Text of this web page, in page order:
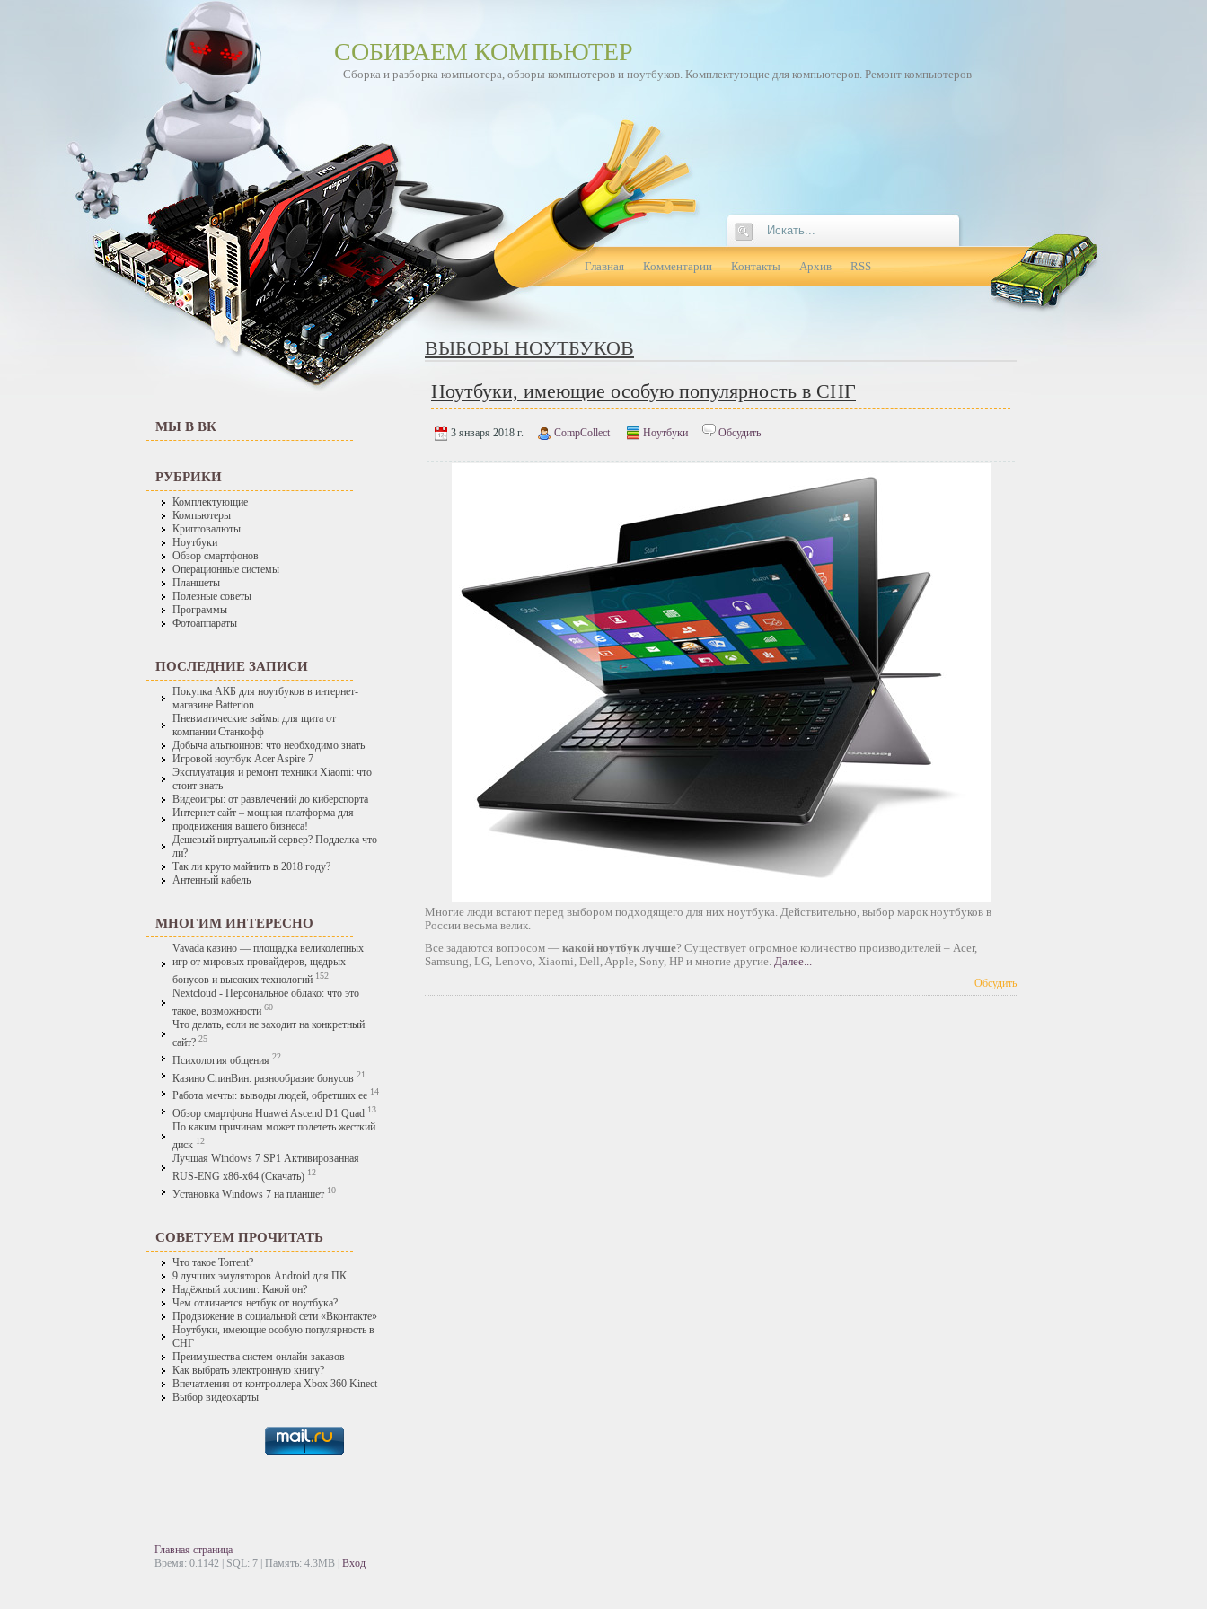
СОБИРАЕМ КОМПЬЮТЕР
Сборка и разборка компьютера, обзоры компьютеров и ноутбуков. Комплектующие для компьютеров. Ремонт компьютеров
Главная Комментарии Контакты Архив RSS
МЫ В ВК
РУБРИКИ
Комплектующие
Компьютеры
Криптовалюты
Ноутбуки
Обзор смартфонов
Операционные системы
Планшеты
Полезные советы
Программы
Фотоаппараты
ПОСЛЕДНИЕ ЗАПИСИ
Покупка АКБ для ноутбуков в интернет-
магазине Batterion
Пневматические ваймы для щита от
компании Станкофф
Добыча альткоинов: что необходимо знать
Игровой ноутбук Acer Aspire 7
Эксплуатация и ремонт техники Xiaomi: что
стоит знать
Видеоигры: от развлечений до киберспорта
Интернет сайт – мощная платформа для
продвижения вашего бизнеса!
Дешевый виртуальный сервер? Подделка что
ли?
Так ли круто майнить в 2018 году?
Антенный кабель
МНОГИМ ИНТЕРЕСНО
Vavada казино — площадка великолепных
игр от мировых провайдеров, щедрых
бонусов и высоких технологий 152
Nextcloud - Персональное облако: что это
такое, возможности 60
Что делать, если не заходит на конкретный
сайт? 25
Психология общения 22
Казино СпинВин: разнообразие бонусов 21
Работа мечты: выводы людей, обретших ее 14
Обзор смартфона Huawei Ascend D1 Quad 13
По каким причинам может полететь жесткий
диск 12
Лучшая Windows 7 SP1 Активированная
RUS-ENG x86-x64 (Скачать) 12
Установка Windows 7 на планшет 10
СОВЕТУЕМ ПРОЧИТАТЬ
Что такое Torrent?
9 лучших эмуляторов Android для ПК
Надёжный хостинг. Какой он?
Чем отличается нетбук от ноутбука?
Продвижение в социальной сети «Вконтакте»
Ноутбуки, имеющие особую популярность в
СНГ
Преимущества систем онлайн-заказов
Как выбрать электронную книгу?
Впечатления от контроллера Xbox 360 Kinect
Выбор видеокарты
ВЫБОРЫ НОУТБУКОВ
Ноутбуки, имеющие особую популярность в СНГ
3 января 2018 г. CompCollect Ноутбуки Обсудить
Многие люди встают перед выбором подходящего для них ноутбука. Действительно, выбор марок ноутбуков в
России весьма велик.
Все задаются вопросом — какой ноутбук лучше? Существует огромное количество производителей – Acer,
Samsung, LG, Lenovo, Xiaomi, Dell, Apple, Sony, HP и многие другие. Далее...
Обсудить
Главная страница
Время: 0.1142 | SQL: 7 | Память: 4.3MB Вход